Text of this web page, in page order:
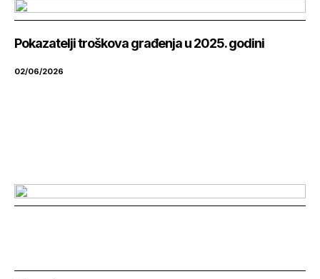
Pokazatelji troškova građenja u 2025. godini
02/06/2026